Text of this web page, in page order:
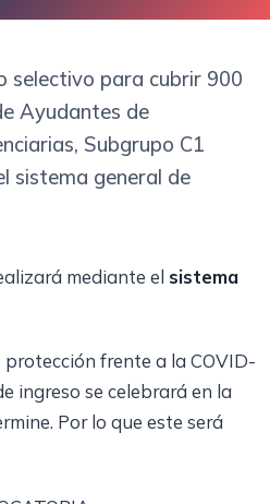
selectivo para cubrir 900
Ayudantes de
Subgrupo C1
sistema general de
mediante el sistema
frente a la COVID-
ingreso se celebrará en la
Por lo que este será